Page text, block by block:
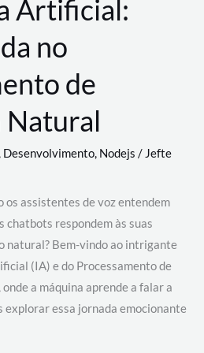
Artificial:
no
de
Natural
Desenvolvimento, Nodejs / Jefte
os assistentes de voz entendem
chatbots respondem às suas
natural? Bem-vindo ao intrigante
(IA) e do Processamento de
a máquina aprende a falar a
explorar essa jornada emocionante